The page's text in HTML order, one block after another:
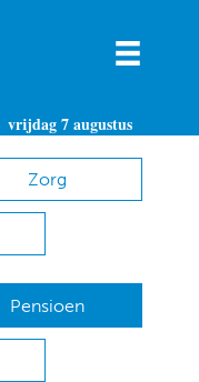
vrijdag 7 augustus
Zorg
Pensioen